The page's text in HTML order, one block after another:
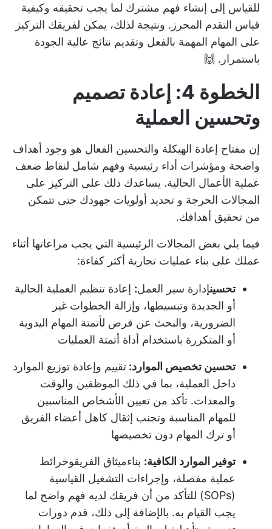
للقياس إلى إنشاء فهم مشترك لما يجب تحقيقه وكيفية
قياس التقدم المحرز. ونتيجة لذلك، يمكن لفريقك التركيز
على المهام المهمة بالفعل وتقديم نتائج عالية الجودة
باستمرار. 🙌
الخطوة 4: إعادة تصميم
وتحسين العملية
إن مفتاح إعادة الهيكلة والتحسين الفعال هو وجود أهداف
واضحة ومؤشرات أداء رئيسية وفهم شامل لنقاط ضعف
عملية الأعمال الحالية. يساعدك ذلك على التركيز على
المجالات الحرجة و تحديد أولويات جهودك حتى تتمكن
من تحقيق أهدافك.
فيما يلي بعض المجالات الرئيسية التي يجب مراعاتها أثناء
عملك على بناء عمليات تجارية أكثر كفاءة:
تحسينإدارة سير العمل: إعادة تنظيم العملية الحالية
أو الجديدة وتبسيطها، وإزالة الخطوات غير
الضرورية، والبحث عن فرص لأتمتة المهام اليدوية
أو المتكررة باستخدام أداة أتمتة العمليات
تحسين تخصيص الموارد: تقييم وإعادة توزيع الموارد
داخل العملية، بما في ذلك الموظفين والوقت
والمعدات. تأكد من تعيين الأشخاص المناسبين
للمهام المناسبة وتجنب إثقال كاهل أعضاء الفريق
أو ترك المهام دون تخصيصها
توفير الموارد الكافية: بناءميثاق الفريقوخرائط
عملية مفصلة، وإجراءات التشغيل القياسية
(SOPs)
للتأكد من أن فريقك لديه فهم واضح لما
يجب القيام به. بالإضافة إلى ذلك، قدم دورات